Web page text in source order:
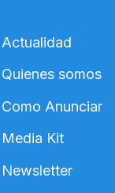
Actualidad
Quienes somos
Como Anunciar
Media Kit
Newsletter